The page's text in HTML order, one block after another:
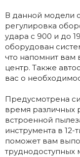
В данной модели
регулировка
удара с 900 и до
оборудован
что напомнит вам
центр. Также
вас о
Предусмотрена
время различных
встроенной
инструмента в
поможет вам
труднодоступных